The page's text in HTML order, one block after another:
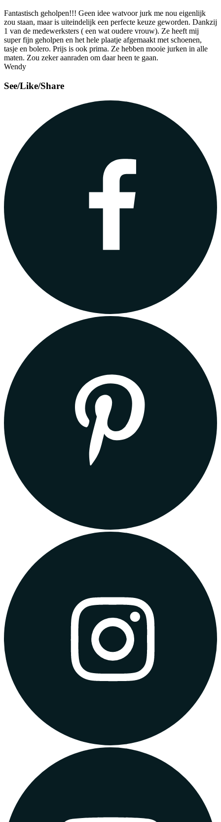
Fantastisch geholpen!!! Geen idee watvoor jurk me nou eigenlijk
zou staan, maar is uiteindelijk een perfecte keuze geworden. Dankzij
1 van de medewerksters ( een wat oudere vrouw). Ze heeft mij
super fijn geholpen en het hele plaatje afgemaakt met schoenen,
tasje en bolero. Prijs is ook prima. Ze hebben mooie jurken in alle
maten. Zou zeker aanraden om daar heen te gaan.
Wendy
See/Like/Share